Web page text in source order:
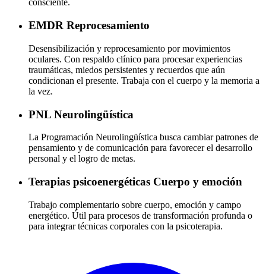
consciente.
EMDR Reprocesamiento
Desensibilización y reprocesamiento por movimientos
oculares. Con respaldo clínico para procesar experiencias
traumáticas, miedos persistentes y recuerdos que aún
condicionan el presente. Trabaja con el cuerpo y la memoria a
la vez.
PNL Neurolingüística
La Programación Neurolingüística busca cambiar patrones de
pensamiento y de comunicación para favorecer el desarrollo
personal y el logro de metas.
Terapias psicoenergéticas Cuerpo y emoción
Trabajo complementario sobre cuerpo, emoción y campo
energético. Útil para procesos de transformación profunda o
para integrar técnicas corporales con la psicoterapia.